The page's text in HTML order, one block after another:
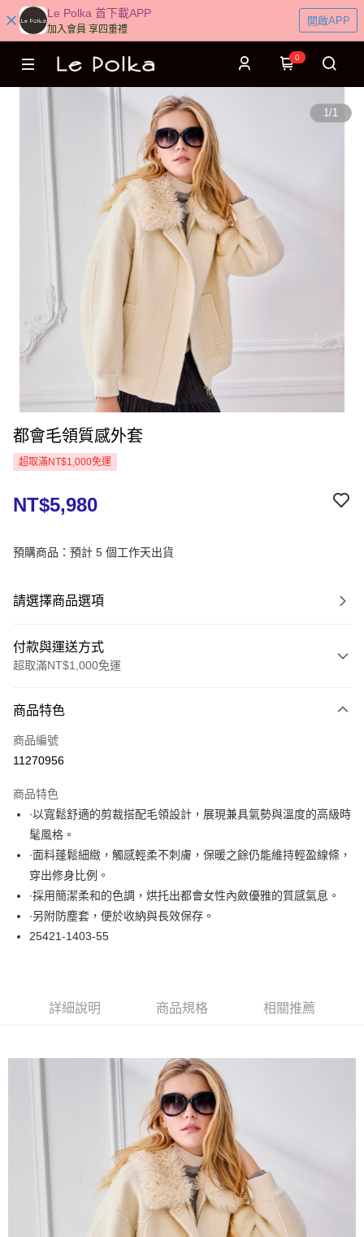
Le Polka 首下載APP
加入會員 享四重禮
開啟APP
0
1/1
都會毛領質感外套
超取滿NT$1,000免運
NT$5,980
預購商品：預計 5 個工作天出貨
請選擇商品選項
付款與運送方式
超取滿NT$1,000免運
信用卡一次付款
超商取貨付款
Apple Pay
悠遊付
大哥付你分期
相關說明
【大哥付你分期使用說明】
1.本服務由台灣大哥大提供，台灣大哥大用戶可立即使用無須另外申請。
2.付款方式選擇「大哥付你分期」，訂單成立後會自動跳轉到大哥付的交易
消。如遇「轉專審核」未通過狀況，表示未達大哥付你分期系統評分，恕無
2.透過簡訊連結打開帳單後，可選擇「超商條碼／台灣大直營門市／銀行轉
帳／街口支付／iPASS MONEY」等通路繳費。
1.本服務係由「台灣大哥大股份有限公司」（以下簡稱本公司）所提供，讓
用戶於交易時，得透過本服務購買商品或服務，並由商店將買賣／分期付款
買賣價金債權讓與本公司後，依約使用本公司帳單繳交帳款。
2.基於同意付款使用「大哥付你分期」之契約關係目的，商店將以您的個人
資料（包含姓名、電話或地址）提供予台灣大哥大進項蒐集、處理及利用，
由本公司與您本人進行分期帳單所需資料之確認、核對及更正。
3.完整用戶服務條款，請詳閱以下連結：
https://oppay.tw/userRule
ATM付款
每筆NT$60，滿NT$1,000(含以上)免運費
每筆NT$60，滿NT$1,000(含以上)免運費
每筆NT$60，滿NT$1,000(含以上)免運費
每筆NT$60，滿NT$1,000(含以上)免運費
每筆NT$80，滿NT$1,000(含以上)免運費
商品特色
商品編號
11270956
商品特色
∙以寬鬆舒適的剪裁搭配毛領設計，展現兼具氣勢與溫度的高級時
髦風格。
∙面料蓬鬆細緻，觸感輕柔不刺膚，保暖之餘仍能維持輕盈線條，
穿出修身比例。
∙採用簡潔柔和的色調，烘托出都會女性內斂優雅的質感氣息。
∙另附防塵套，便於收納與長效保存。
25421-1403-55
詳細說明 商品規格 相關推薦